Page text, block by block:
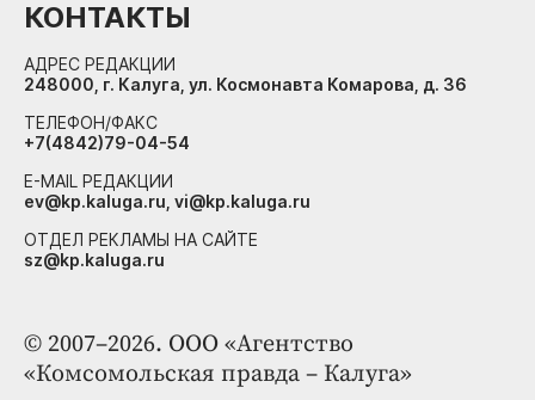
© 2007–2026. ООО «Агентство
«Комсомольская правда – Калуга»
КОНТАКТЫ
АДРЕС РЕДАКЦИИ
248000, г. Калуга, ул. Космонавта Комарова, д. 36
ТЕЛЕФОН/ФАКС
+7(4842)79-04-54
E-MAIL РЕДАКЦИИ
ev@kp.kaluga.ru, vi@kp.kaluga.ru
ОТДЕЛ РЕКЛАМЫ НА САЙТЕ
sz@kp.kaluga.ru